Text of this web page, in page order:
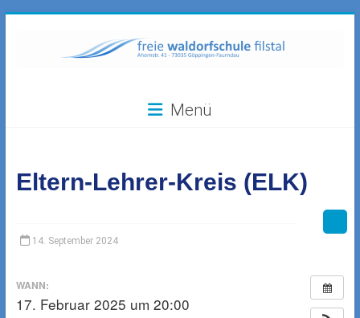
Waldorfschule
73035
Ahornstr.
Menü
Eltern-Lehrer-Kreis (ELK)
14. September 2024
WANN:
17. Februar 2025 um 20:00